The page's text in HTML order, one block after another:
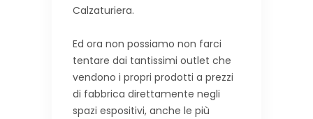
Calzaturiera.
Ed ora non possiamo non farci
tentare dai tantissimi outlet che
vendono i propri prodotti a prezzi
di fabbrica direttamente negli
spazi espositivi, anche le più